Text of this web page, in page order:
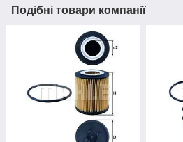
Подібні товари компанії